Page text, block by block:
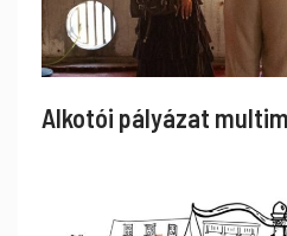
Alkotói pályázat